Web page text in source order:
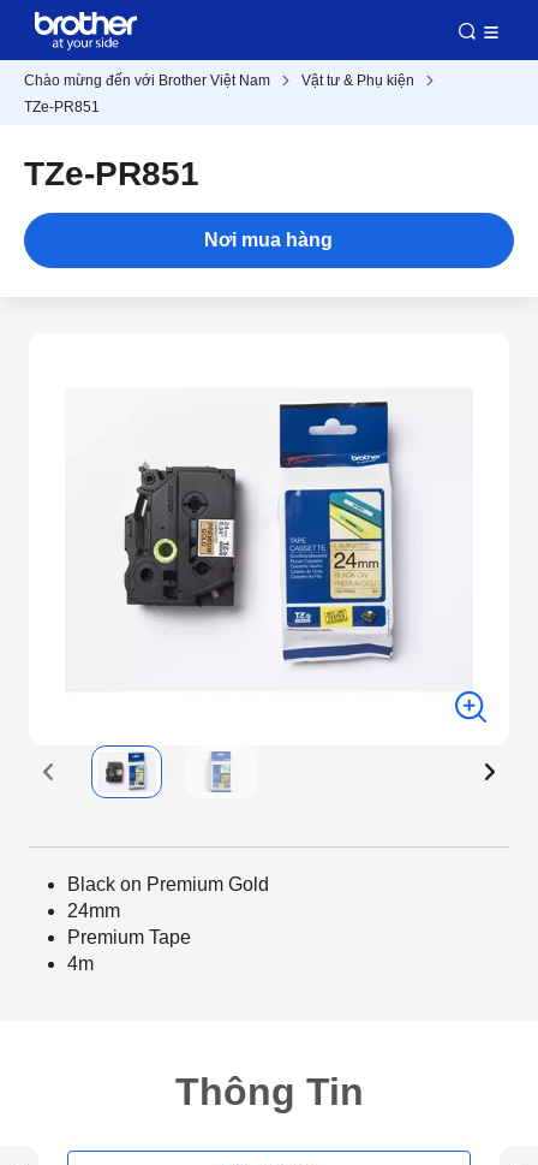
Chào mừng đến với Brother Việt Nam
Vật tư & Phụ kiện
TZe-PR851
TZe-PR851
Nơi mua hàng
Black on Premium Gold
24mm
Premium Tape
4m
Thông Tin